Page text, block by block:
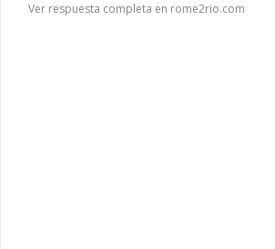
Ver respuesta completa en rome2rio.com